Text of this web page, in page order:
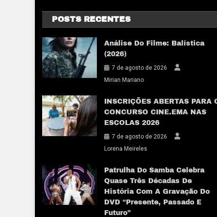
POSTS RECENTES
Análise Do Filme: Balística
(2026)
7 de agosto de 2026
Mirian Mariano
INSCRIÇÕES ABERTAS PARA
CONCURSO CINE.EMA NAS
ESCOLAS 2026
7 de agosto de 2026
Lorena Meireles
Patrulha Do Samba Celebra
Quase Três Décadas De
História Com A Gravação Do
DVD “Presente, Passado E
Futuro”